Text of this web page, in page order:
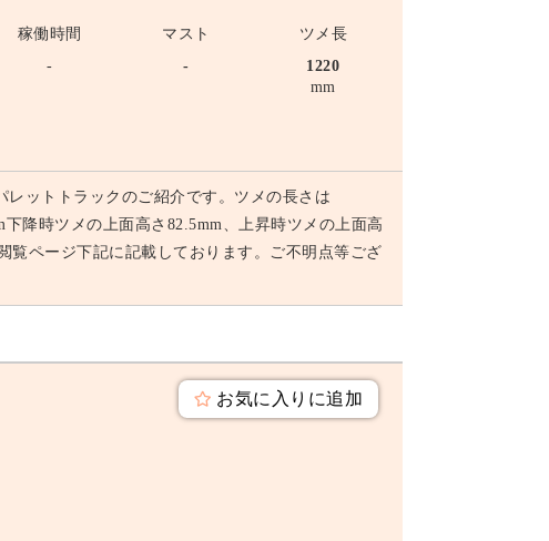
稼働時間 マスト
ツメ長
- -
1220
mm
ットトラックのご紹介です。ツメの長さは
降時ツメの上面高さ82.5mm、上昇時ツメの上面高
覧ページ下記に記載しております。ご不明点等ござ
お気に入りに追加